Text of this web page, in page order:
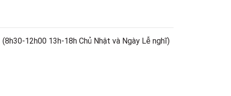
(8h30-12h00 13h-18h Chủ Nhật và Ngày Lễ nghĩ)